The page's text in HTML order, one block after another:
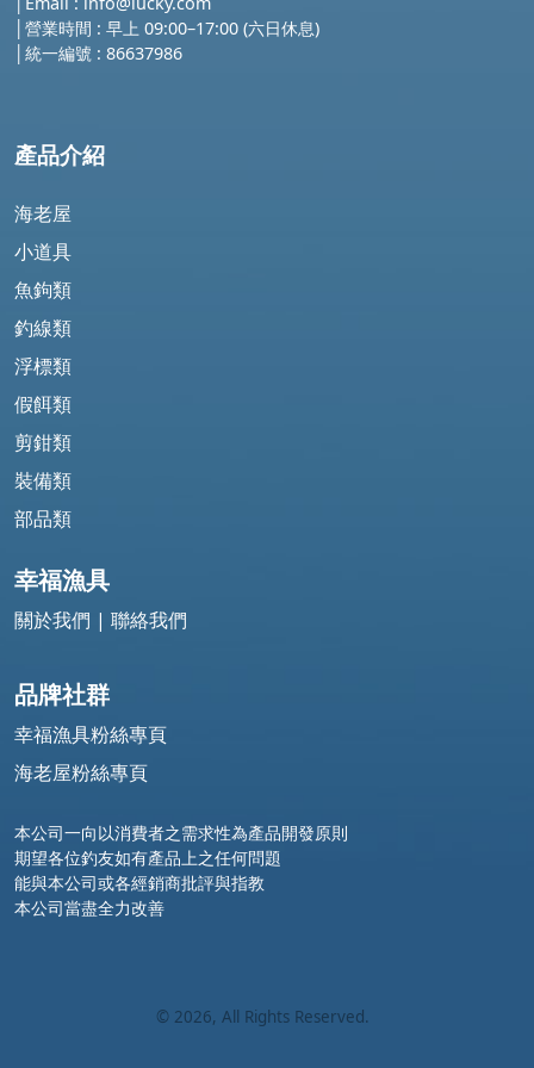
│營業時間 : 早上 09:00–17:00 (六日休息)
統一編號 : 86637986
產品介紹
海老屋
小道具
魚鉤類
釣線類
浮標類
假餌類
剪鉗類
裝備類
部品類
幸福漁具
關於我們 | 聯絡我們
品牌社群
幸福漁具粉絲專頁
海老屋粉絲專頁
本公司一向以消費者之需求性為產品開發原則
期望各位釣友如有產品上之任何問題
能與本公司或各經銷商批評與指教
本公司當盡全力改善
© 2026, All Rights Reserved.